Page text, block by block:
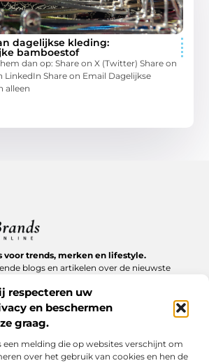
respecteren uw
en beschermen
graag.
een melding die op websites verschijnt om
over het gebruik van cookies en hen de
dagelijkse kleding:
bamboestof
dan op: Share on X (Twitter) Share on
LinkedIn Share on Email Dagelijkse
alleen
voor trends, merken en lifestyle.
blogs en artikelen over de nieuwste